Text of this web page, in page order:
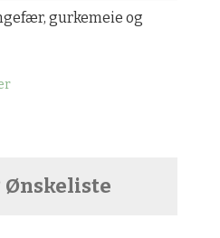
gurkemeie og
Ønskeliste